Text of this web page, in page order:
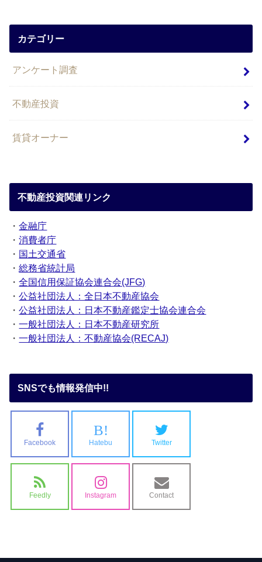
カテゴリー
アンケート調査
不動産投資
賃貸オーナー
不動産投資関連リンク
・金融庁
・消費者庁
・ 国土交通省
・総務省統計局
・全国信用保証協会連合会(JFG)
・公益社団法人：全日本不動産協会
・公益社団法人：日本不動産鑑定士協会連合会
・一般社団法人：日本不動産研究所
・一般社団法人：不動産協会(RECAJ)
SNSでも情報発信中!!
Facebook
B!
Hatebu Twitter
Feedly Instagram Contact